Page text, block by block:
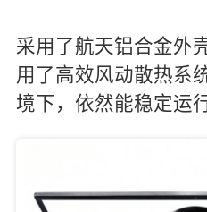
采用了航天铝合金外
用了高效风动散热系
境下，依然能稳定运行